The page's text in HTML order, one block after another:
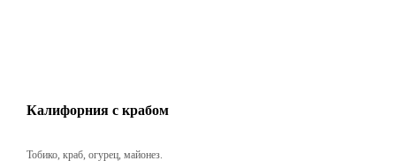
Калифорния с крабом
Тобико, краб, огурец, майонез.